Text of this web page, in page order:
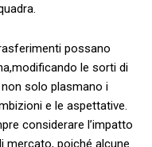
possano‌
le sorti di
solo plasmano i
e le aspettative.
considerare ‌l’impatto
mercato,​ poiché alcune